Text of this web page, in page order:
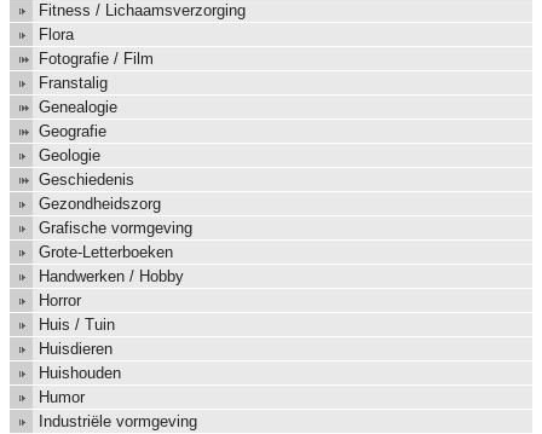
Fitness / Lichaamsverzorging
Flora
Fotografie / Film
Franstalig
Genealogie
Geografie
Geologie
Geschiedenis
Gezondheidszorg
Grafische vormgeving
Grote-Letterboeken
Handwerken / Hobby
Horror
Huis / Tuin
Huisdieren
Huishouden
Humor
Industriële vormgeving